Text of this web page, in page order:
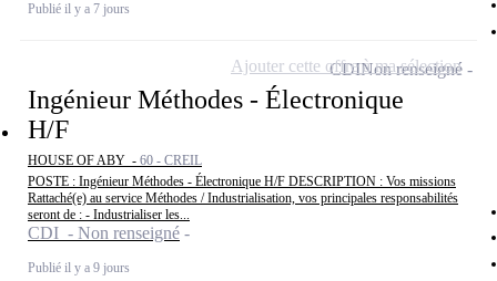
Publié il y a 7 jours
Ingénieur Méthodes - Électronique
H/F
HOUSE OF ABY - 60 - CREIL
POSTE : Ingénieur Méthodes - Électronique H/F DESCRIPTION : Vos missions
Rattaché(e) au service Méthodes / Industrialisation, vos principales responsabilités
seront de : - Industrialiser les...
CDI - Non renseigné
Publié il y a 9 jours
CDINon renseigné
Ajouter cette offre à ma sélection